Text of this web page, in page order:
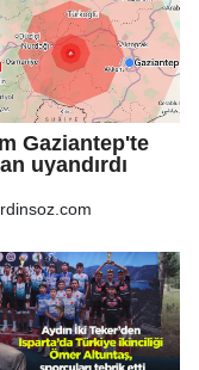
Gaziantep'te
uyandırdı